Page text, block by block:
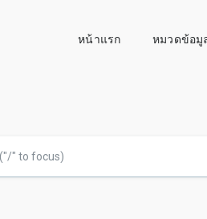
หน้าแรก หมวดข้อมู